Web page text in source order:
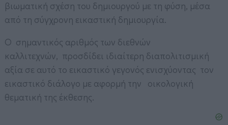
βιωματική σχέση του δημιουργού με τη φύση, μέσα
από τη σύγχρονη εικαστική δημιουργία.
Ο σημαντικός αριθμός των διεθνών
καλλιτεχνών, προσδίδει ιδιαίτερη διαπολιτισμική
αξία σε αυτό το εικαστικό γεγονός ενισχύοντας τον
εικαστικό διάλογο με αφορμή την οικολογική
θεματική της έκθεσης.